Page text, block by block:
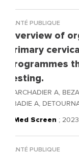
SANTÉ PUBLIQUE
Overview of
primary
programmes
testing.
MARCHADIER A,
ABADIE A,
J Med Screen ;
SANTÉ PUBLIQUE